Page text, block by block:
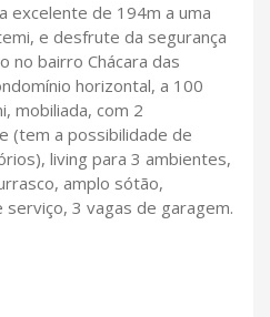
excelente de 194m a uma
e desfrute da segurança
no bairro Chácara das
horizontal, a 100
mobiliada, com 2
(tem a possibilidade de
living para 3 ambientes,
amplo sótão,
3 vagas de garagem.